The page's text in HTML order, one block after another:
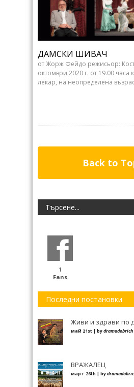
ДАМСКИ ШИВАЧ
от Жорж Фейдо режисьор:
октомври 2020 г. от 19.00 часа
лекар, на неопределена
Back to
1
Fans
Последни постановки
Живи и здрави по
май 21st | bydramadobrich
ВРАЖАЛЕЦ
март 26th | by